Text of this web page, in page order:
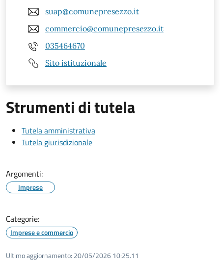
suap@comunepresezzo.it
commercio@comunepresezzo.it
035464670
Sito istituzionale
Strumenti di tutela
Tutela amministrativa
Tutela giurisdizionale
Argomenti:
Imprese
Categorie:
Imprese e commercio
Ultimo aggiornamento: 20/05/2026 10:25.11